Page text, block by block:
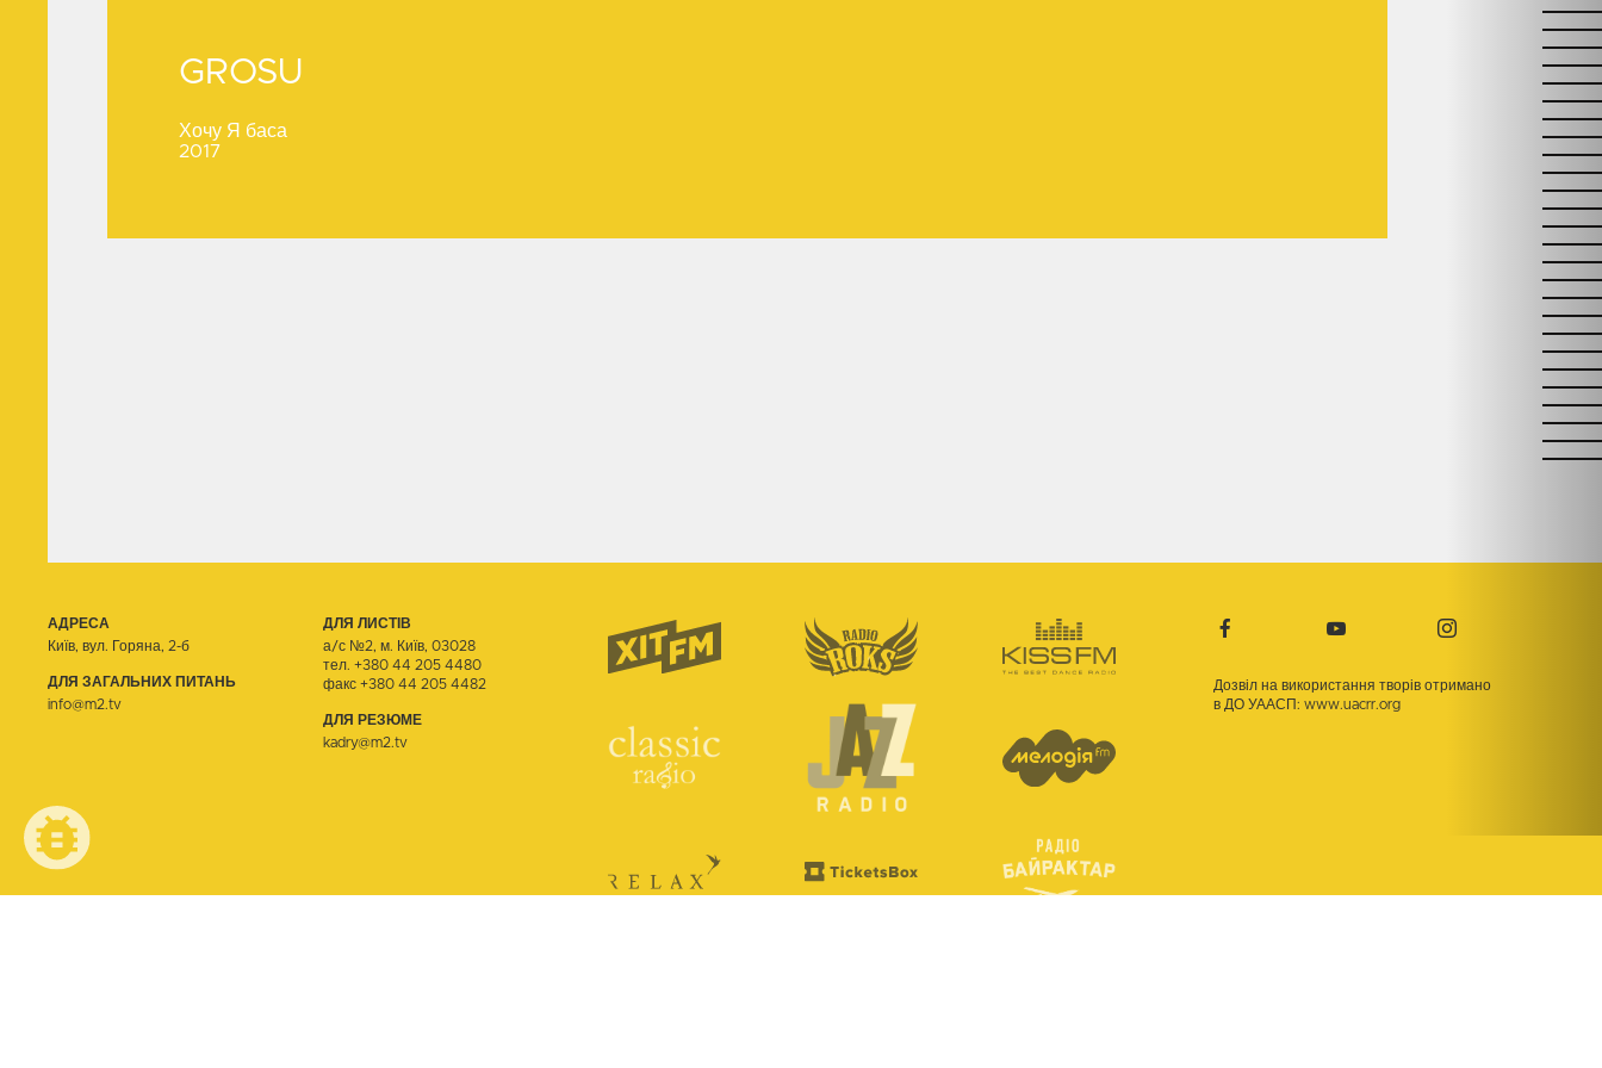
GROSU
Хочу Я баса
2017
АДРЕСА
Київ, вул. Горяна, 2-б
ДЛЯ ЗАГАЛЬНИХ ПИТАНЬ
info@m2.tv
ДЛЯ ЛИСТІВ
а/с №2, м. Київ, 03028
тел. +380 44 205 4480
факс +380 44 205 4482
ДЛЯ РЕЗЮМЕ
kadry@m2.tv
Дозвіл на використання творів отримано
в ДО УААСП: www.uacrr.org